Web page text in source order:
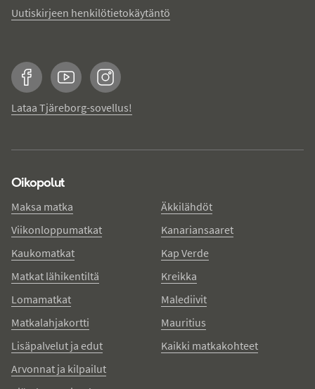
Uutiskirjeen henkilötietokäytäntö
FacebookYouTubeInstagram
Lataa Tjäreborg-sovellus!
Oikopolut
Maksa matka
Viikonloppumatkat
Kaukomatkat
Matkat lähikentiltä
Lomamatkat
Matkalahjakortti
Lisäpalvelut ja edut
Arvonnat ja kilpailut
Äkkilähdöt
Kanariansaaret
Kap Verde
Kreikka
Malediivit
Mauritius
Kaikki matkakohteet